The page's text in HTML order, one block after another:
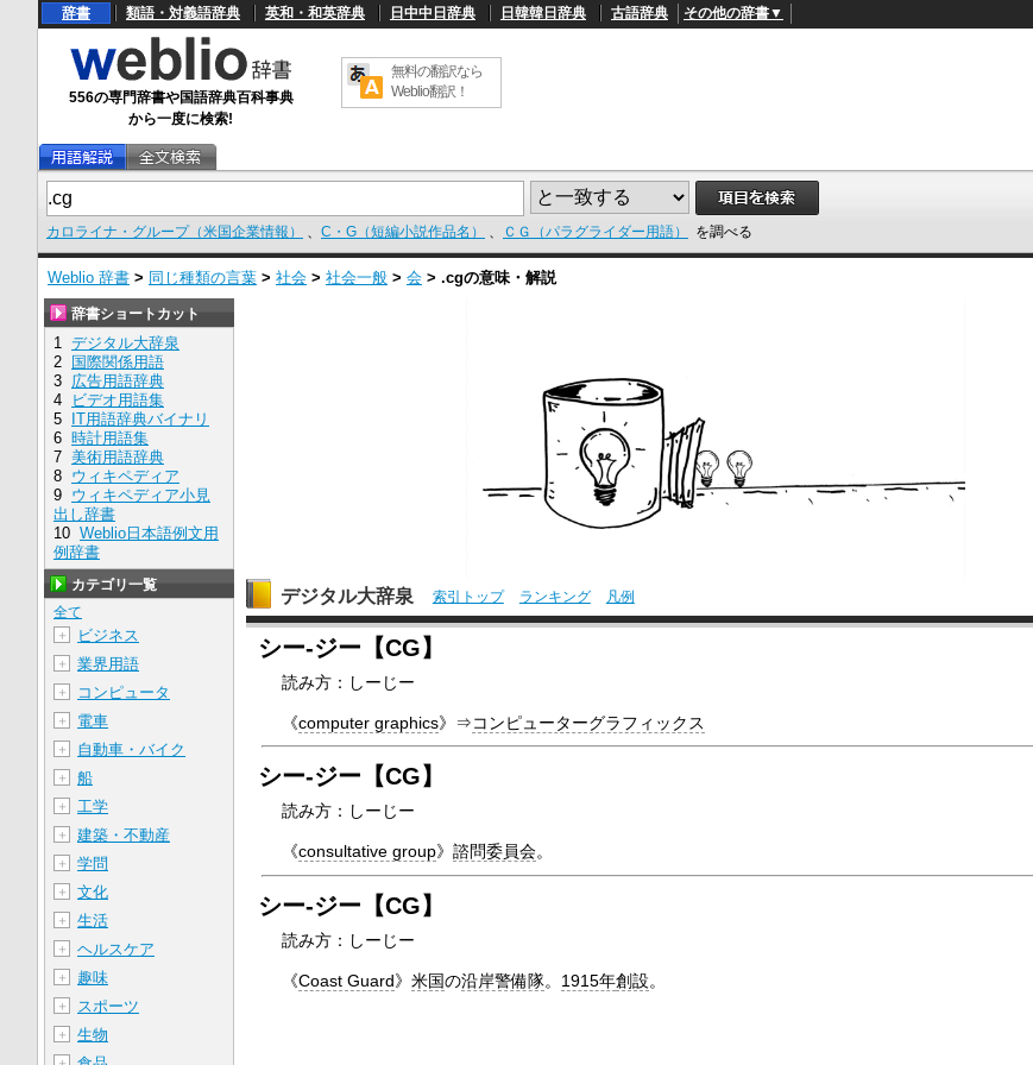
辞書 類語・対義語辞典 英和・和英辞典 日中中日辞典 日韓韓日辞典 古語辞典 その他の辞書▼
556の専門辞書や国語辞典百科事典
から一度に検索!
無料の翻訳なら
Weblio翻訳！
カロライナ・グループ（米国企業情報） 、 C・G（短編小説作品名） 、 ＣＧ（パラグライダー用語） を調べる
Weblio 辞書 > 同じ種類の言葉 > 社会 > 社会一般 > 会 > .cgの意味・解説
デジタル大辞泉 索引トップ ランキング 凡例
シー‐ジー【CG】
読み方：しーじー
《computer graphics》⇒コンピューターグラフィックス
シー‐ジー【CG】
読み方：しーじー
《consultative group》諮問委員会。
シー‐ジー【CG】
読み方：しーじー
《Coast Guard》米国の沿岸警備隊。 1915年創設。
辞書ショートカット
1 デジタル大辞泉
2
国際関係用語
3 広告用語辞典
4
ビデオ用語集
5
IT用語辞典バイナリ
6 時計用語集
7 美術用語辞典
8 ウィキペディア
9 ウィキペディア小見
出し辞書
10 Weblio日本語例文用
例辞書
カテゴリ一覧
全て
＋
ビジネス
＋ 業界用語
＋ コンピュータ
＋ 電車
＋ 自動車・バイク
＋ 船
＋ 工学
＋ 建築・不動産
＋ 学問
＋ 文化
＋ 生活
＋ ヘルスケア
＋ 趣味
＋ スポーツ
＋ 生物